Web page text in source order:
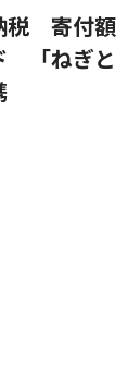
税 寄付額
「ねぎと